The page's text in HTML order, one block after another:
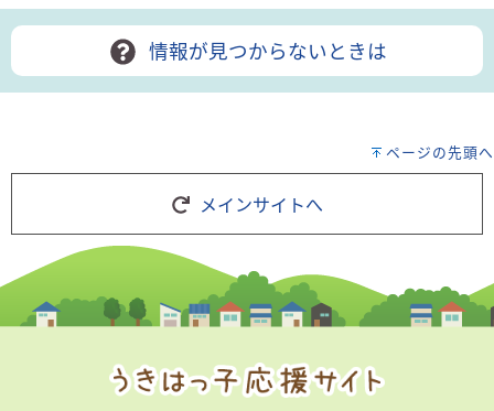
情報が見つからないときは
ページの先頭へ
メインサイトへ